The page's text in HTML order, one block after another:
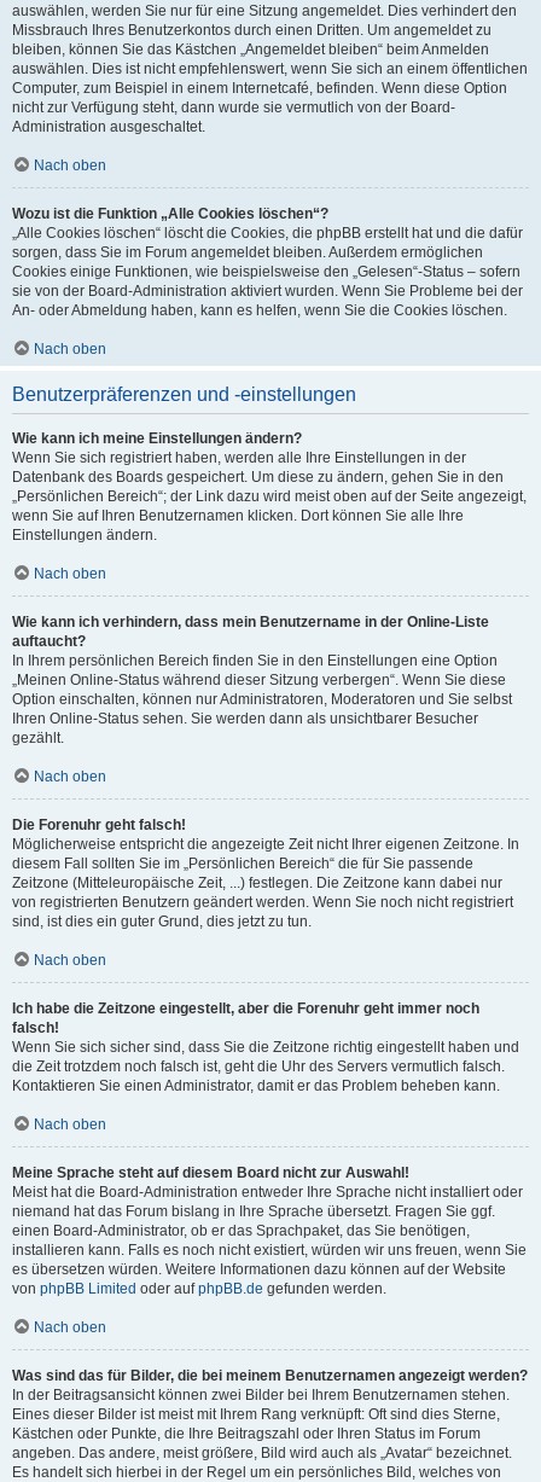
auswählen, werden Sie nur für eine Sitzung angemeldet. Dies verhindert den
Missbrauch Ihres Benutzerkontos durch einen Dritten. Um angemeldet zu
bleiben, können Sie das Kästchen „Angemeldet bleiben“ beim Anmelden
auswählen. Dies ist nicht empfehlenswert, wenn Sie sich an einem öffentlichen
Computer, zum Beispiel in einem Internetcafé, befinden. Wenn diese Option
nicht zur Verfügung steht, dann wurde sie vermutlich von der Board-
Administration ausgeschaltet.
Nach oben
Wozu ist die Funktion „Alle Cookies löschen“?
„Alle Cookies löschen“ löscht die Cookies, die phpBB erstellt hat und die dafür
sorgen, dass Sie im Forum angemeldet bleiben. Außerdem ermöglichen
Cookies einige Funktionen, wie beispielsweise den „Gelesen“-Status – sofern
sie von der Board-Administration aktiviert wurden. Wenn Sie Probleme bei der
An- oder Abmeldung haben, kann es helfen, wenn Sie die Cookies löschen.
Nach oben
Benutzerpräferenzen und -einstellungen
Wie kann ich meine Einstellungen ändern?
Wenn Sie sich registriert haben, werden alle Ihre Einstellungen in der
Datenbank des Boards gespeichert. Um diese zu ändern, gehen Sie in den
„Persönlichen Bereich“; der Link dazu wird meist oben auf der Seite angezeigt,
wenn Sie auf Ihren Benutzernamen klicken. Dort können Sie alle Ihre
Einstellungen ändern.
Nach oben
Wie kann ich verhindern, dass mein Benutzername in der Online-Liste
auftaucht?
In Ihrem persönlichen Bereich finden Sie in den Einstellungen eine Option
„Meinen Online-Status während dieser Sitzung verbergen“. Wenn Sie diese
Option einschalten, können nur Administratoren, Moderatoren und Sie selbst
Ihren Online-Status sehen. Sie werden dann als unsichtbarer Besucher
gezählt.
Nach oben
Die Forenuhr geht falsch!
Möglicherweise entspricht die angezeigte Zeit nicht Ihrer eigenen Zeitzone. In
diesem Fall sollten Sie im „Persönlichen Bereich“ die für Sie passende
Zeitzone (Mitteleuropäische Zeit, ...) festlegen. Die Zeitzone kann dabei nur
von registrierten Benutzern geändert werden. Wenn Sie noch nicht registriert
sind, ist dies ein guter Grund, dies jetzt zu tun.
Nach oben
Ich habe die Zeitzone eingestellt, aber die Forenuhr geht immer noch
falsch!
Wenn Sie sich sicher sind, dass Sie die Zeitzone richtig eingestellt haben und
die Zeit trotzdem noch falsch ist, geht die Uhr des Servers vermutlich falsch.
Kontaktieren Sie einen Administrator, damit er das Problem beheben kann.
Nach oben
Meine Sprache steht auf diesem Board nicht zur Auswahl!
Meist hat die Board-Administration entweder Ihre Sprache nicht installiert oder
niemand hat das Forum bislang in Ihre Sprache übersetzt. Fragen Sie ggf.
einen Board-Administrator, ob er das Sprachpaket, das Sie benötigen,
installieren kann. Falls es noch nicht existiert, würden wir uns freuen, wenn Sie
es übersetzen würden. Weitere Informationen dazu können auf der Website
von phpBB Limited oder aufphpBB.de gefunden werden.
Nach oben
Was sind das für Bilder, die bei meinem Benutzernamen angezeigt werden?
In der Beitragsansicht können zwei Bilder bei Ihrem Benutzernamen stehen.
Eines dieser Bilder ist meist mit Ihrem Rang verknüpft: Oft sind dies Sterne,
Kästchen oder Punkte, die Ihre Beitragszahl oder Ihren Status im Forum
angeben. Das andere, meist größere, Bild wird auch als „Avatar“ bezeichnet.
Es handelt sich hierbei in der Regel um ein persönliches Bild, welches von